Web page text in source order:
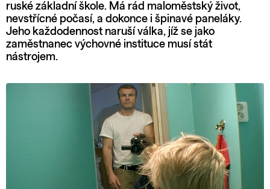
ruské základní škole. Má rád maloměstský život,
nevstřícné počasí, a dokonce i špinavé paneláky.
Jeho každodennost naruší válka, jíž se jako
zaměstnanec výchovné instituce musí stát
nástrojem.